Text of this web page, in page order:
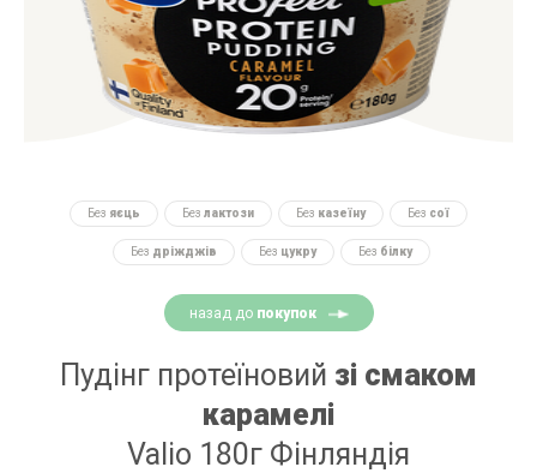
Без яєць Без лактози Без казеїну Без сої
Без дріжджів Без цукру Без білку
назад до покупок
Пудінг протеїновий зі смаком
карамелі
Valio 180г Фінляндія